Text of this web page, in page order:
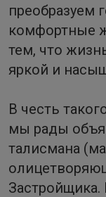
преобразуем
комфортные
тем, что
яркой и
В честь
мы рады
талисмана